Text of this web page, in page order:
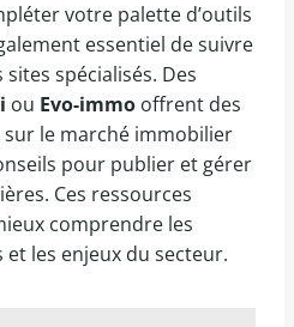
votre palette d’outils
essentiel de suivre
spécialisés. Des
ou Evo-immo offrent des
le marché immobilier
pour publier et gérer
Ces ressources
comprendre les
les enjeux du secteur.